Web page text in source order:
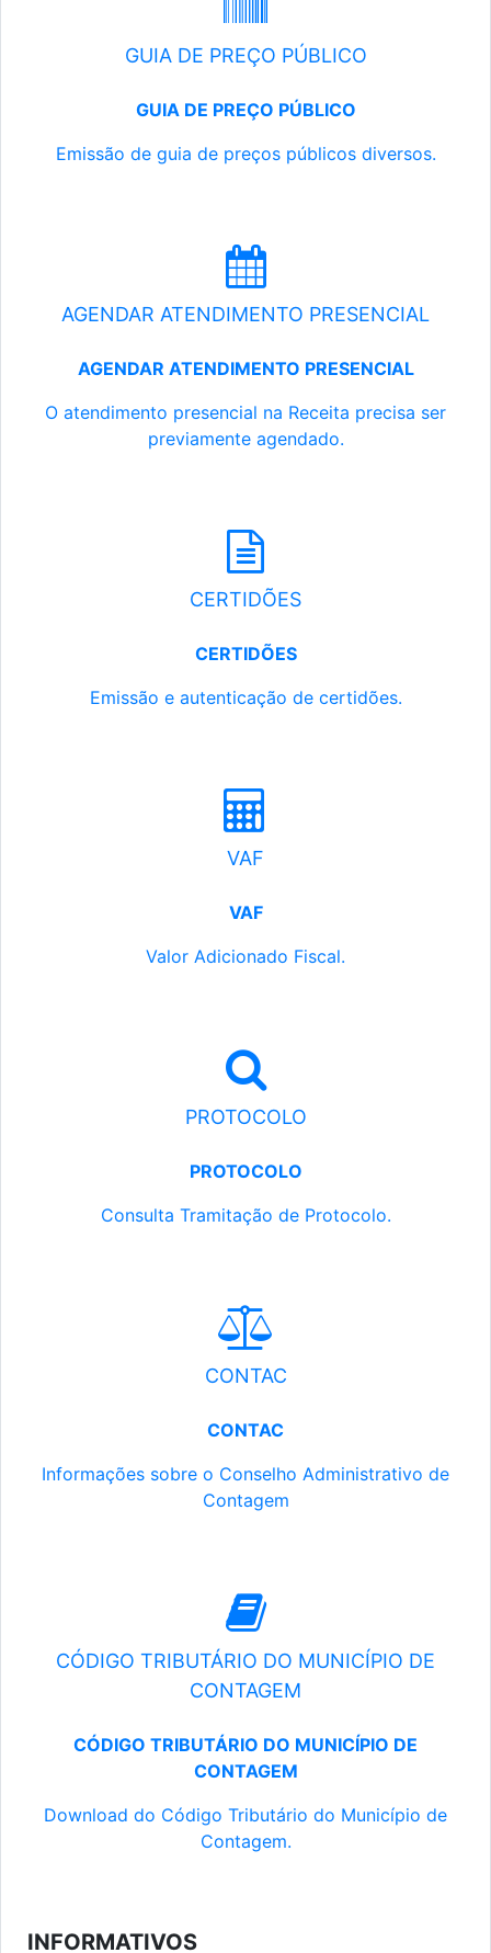
GUIA DE PREÇO PÚBLICO
GUIA DE PREÇO PÚBLICO
Emissão de guia de preços públicos diversos.
AGENDAR ATENDIMENTO PRESENCIAL
AGENDAR ATENDIMENTO PRESENCIAL
O atendimento presencial na Receita precisa ser
previamente agendado.
CERTIDÕES
CERTIDÕES
Emissão e autenticação de certidões.
VAF
VAF
Valor Adicionado Fiscal.
PROTOCOLO
PROTOCOLO
Consulta Tramitação de Protocolo.
CONTAC
CONTAC
Informações sobre o Conselho Administrativo de
Contagem
CÓDIGO TRIBUTÁRIO DO MUNICÍPIO DE
CONTAGEM
CÓDIGO TRIBUTÁRIO DO MUNICÍPIO DE
CONTAGEM
Download do Código Tributário do Município de
Contagem.
INFORMATIVOS